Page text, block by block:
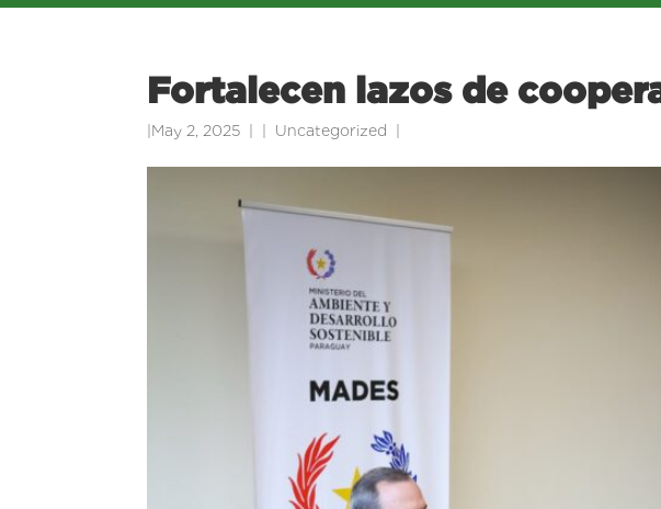
Fortalecen lazos de
May 2, 2025 Uncategorized